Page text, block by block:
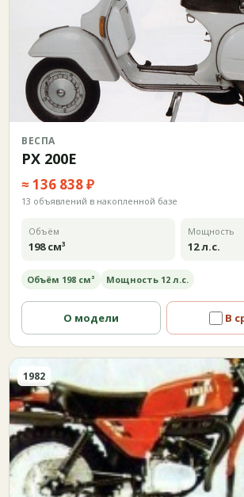
ВЕСПА
PX 200E
≈ 136 838 ₽
13 объявлений в накопленной базе
Объём
198 см³
Мощность
12 л.с.
Объём 198 см³ Мощность 12 л.с.
О модели В
1982